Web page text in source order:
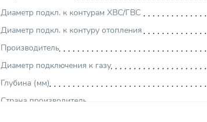
Диаметр подкл. к контурам ХВС/ГВС
Диаметр подкл. к контуру отопления
Производитель
Диаметр подключения к газу
Глубина (мм)
Страна производитель